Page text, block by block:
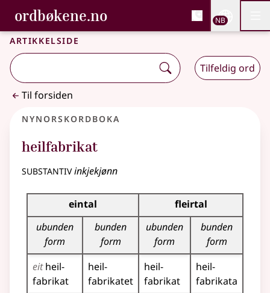
Gå til hovedinnhold
Tilgjengelighet
ordbøkene.no, Bokmålsordboka og
Bokmålsordboka og Nynorskordboka
NB
Artikkelside
Tilfeldig ord
Til forsiden
Nynorskordboka
heilfabrikat
substantivinkjekjønn
Bøyningstabell for dette substantivet
eintal
fleirtal
ubunden
form
bunden
form
ubunden
form
bunden
form
eitheil­
fabrikat
heil­
fabrikatet
heil­
fabrikat
heil­
fabrikata